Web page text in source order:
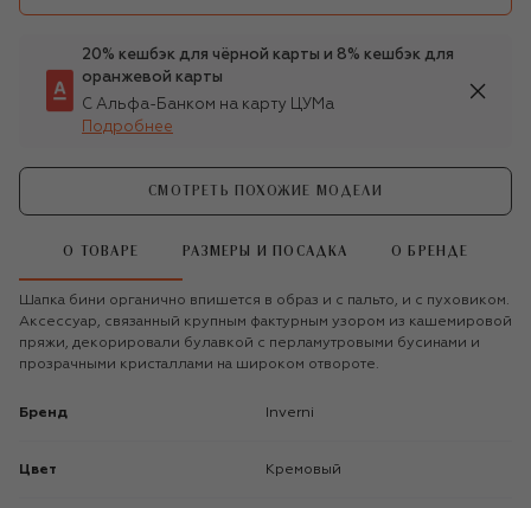
20% кешбэк для чёрной карты и 8% кешбэк для
оранжевой карты
С Альфа-Банком на карту ЦУМа
Подробнее
СМОТРЕТЬ ПОХОЖИЕ МОДЕЛИ
О ТОВАРЕ РАЗМЕРЫ И ПОСАДКА О БРЕНДЕ
Шапка бини органично впишется в образ и с пальто, и с пуховиком.
Аксессуар, связанный крупным фактурным узором из кашемировой
пряжи, декорировали булавкой с перламутровыми бусинами и
прозрачными кристаллами на широком отвороте.
Бренд Inverni
Цвет Кремовый